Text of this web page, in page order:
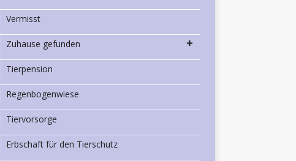
Vermisst
Zuhause gefunden
Tierpension
Regenbogenwiese
Tiervorsorge
Erbschaft für den Tierschutz